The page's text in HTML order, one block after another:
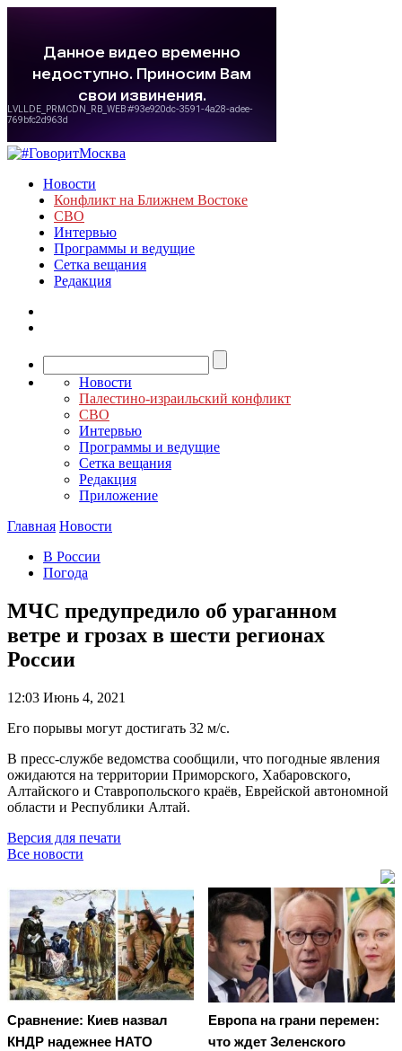
Новости
Конфликт на Ближнем Востоке
СВО
Интервью
Программы и ведущие
Сетка вещания
Редакция
Новости
Палестино-израильский конфликт
СВО
Интервью
Программы и ведущие
Сетка вещания
Редакция
Приложение
Главная Новости
В России
Погода
МЧС предупредило об ураганном
ветре и грозах в шести регионах
России
12:03 Июнь 4, 2021
Его порывы могут достигать 32 м/с.
В пресс-службе ведомства сообщили, что погодные явления
ожидаются на территории Приморского, Хабаровского,
Алтайского и Ставропольского краёв, Еврейской автономной
области и Республики Алтай.
Версия для печати
Все новости
Сравнение: Киев назвал
КНДР надежнее НАТО
Европа на грани перемен:
что ждет Зеленского